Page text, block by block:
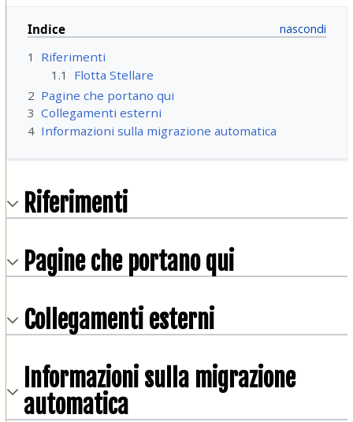
Indice
1
Riferimenti
1.1
Flotta Stellare
2 Pagine che portano qui
3 Collegamenti esterni
4 Informazioni sulla migrazione automatica
Riferimenti
Pagine che portano qui
Collegamenti esterni
Informazioni sulla migrazione
automatica